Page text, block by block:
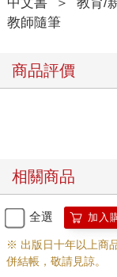
教師隨筆
商品評價
相關商品
全選 加入
※ 出版日十年以上商
併結帳，敬請見諒。